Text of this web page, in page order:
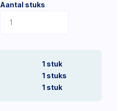
Aantal stuks
1 stuk
1 stuks
1 stuk